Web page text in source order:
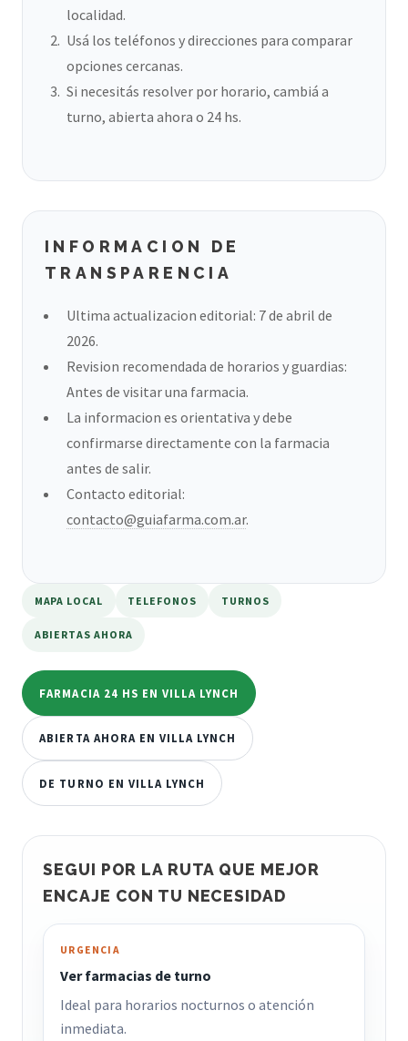
localidad.
Usá los teléfonos y direcciones para comparar
opciones cercanas.
Si necesitás resolver por horario, cambiá a
turno, abierta ahora o 24 hs.
INFORMACION DE
TRANSPARENCIA
Ultima actualizacion editorial: 7 de abril de
2026.
Revision recomendada de horarios y guardias:
Antes de visitar una farmacia.
La informacion es orientativa y debe
confirmarse directamente con la farmacia
antes de salir.
Contacto editorial:
contacto@guiafarma.com.ar.
MAPA LOCAL TELEFONOS TURNOS
ABIERTAS AHORA
FARMACIA 24 HS EN VILLA LYNCH
ABIERTA AHORA EN VILLA LYNCH
DE TURNO EN VILLA LYNCH
SEGUI POR LA RUTA QUE MEJOR
ENCAJE CON TU NECESIDAD
URGENCIA
Ver farmacias de turno
Ideal para horarios nocturnos o atención
inmediata.